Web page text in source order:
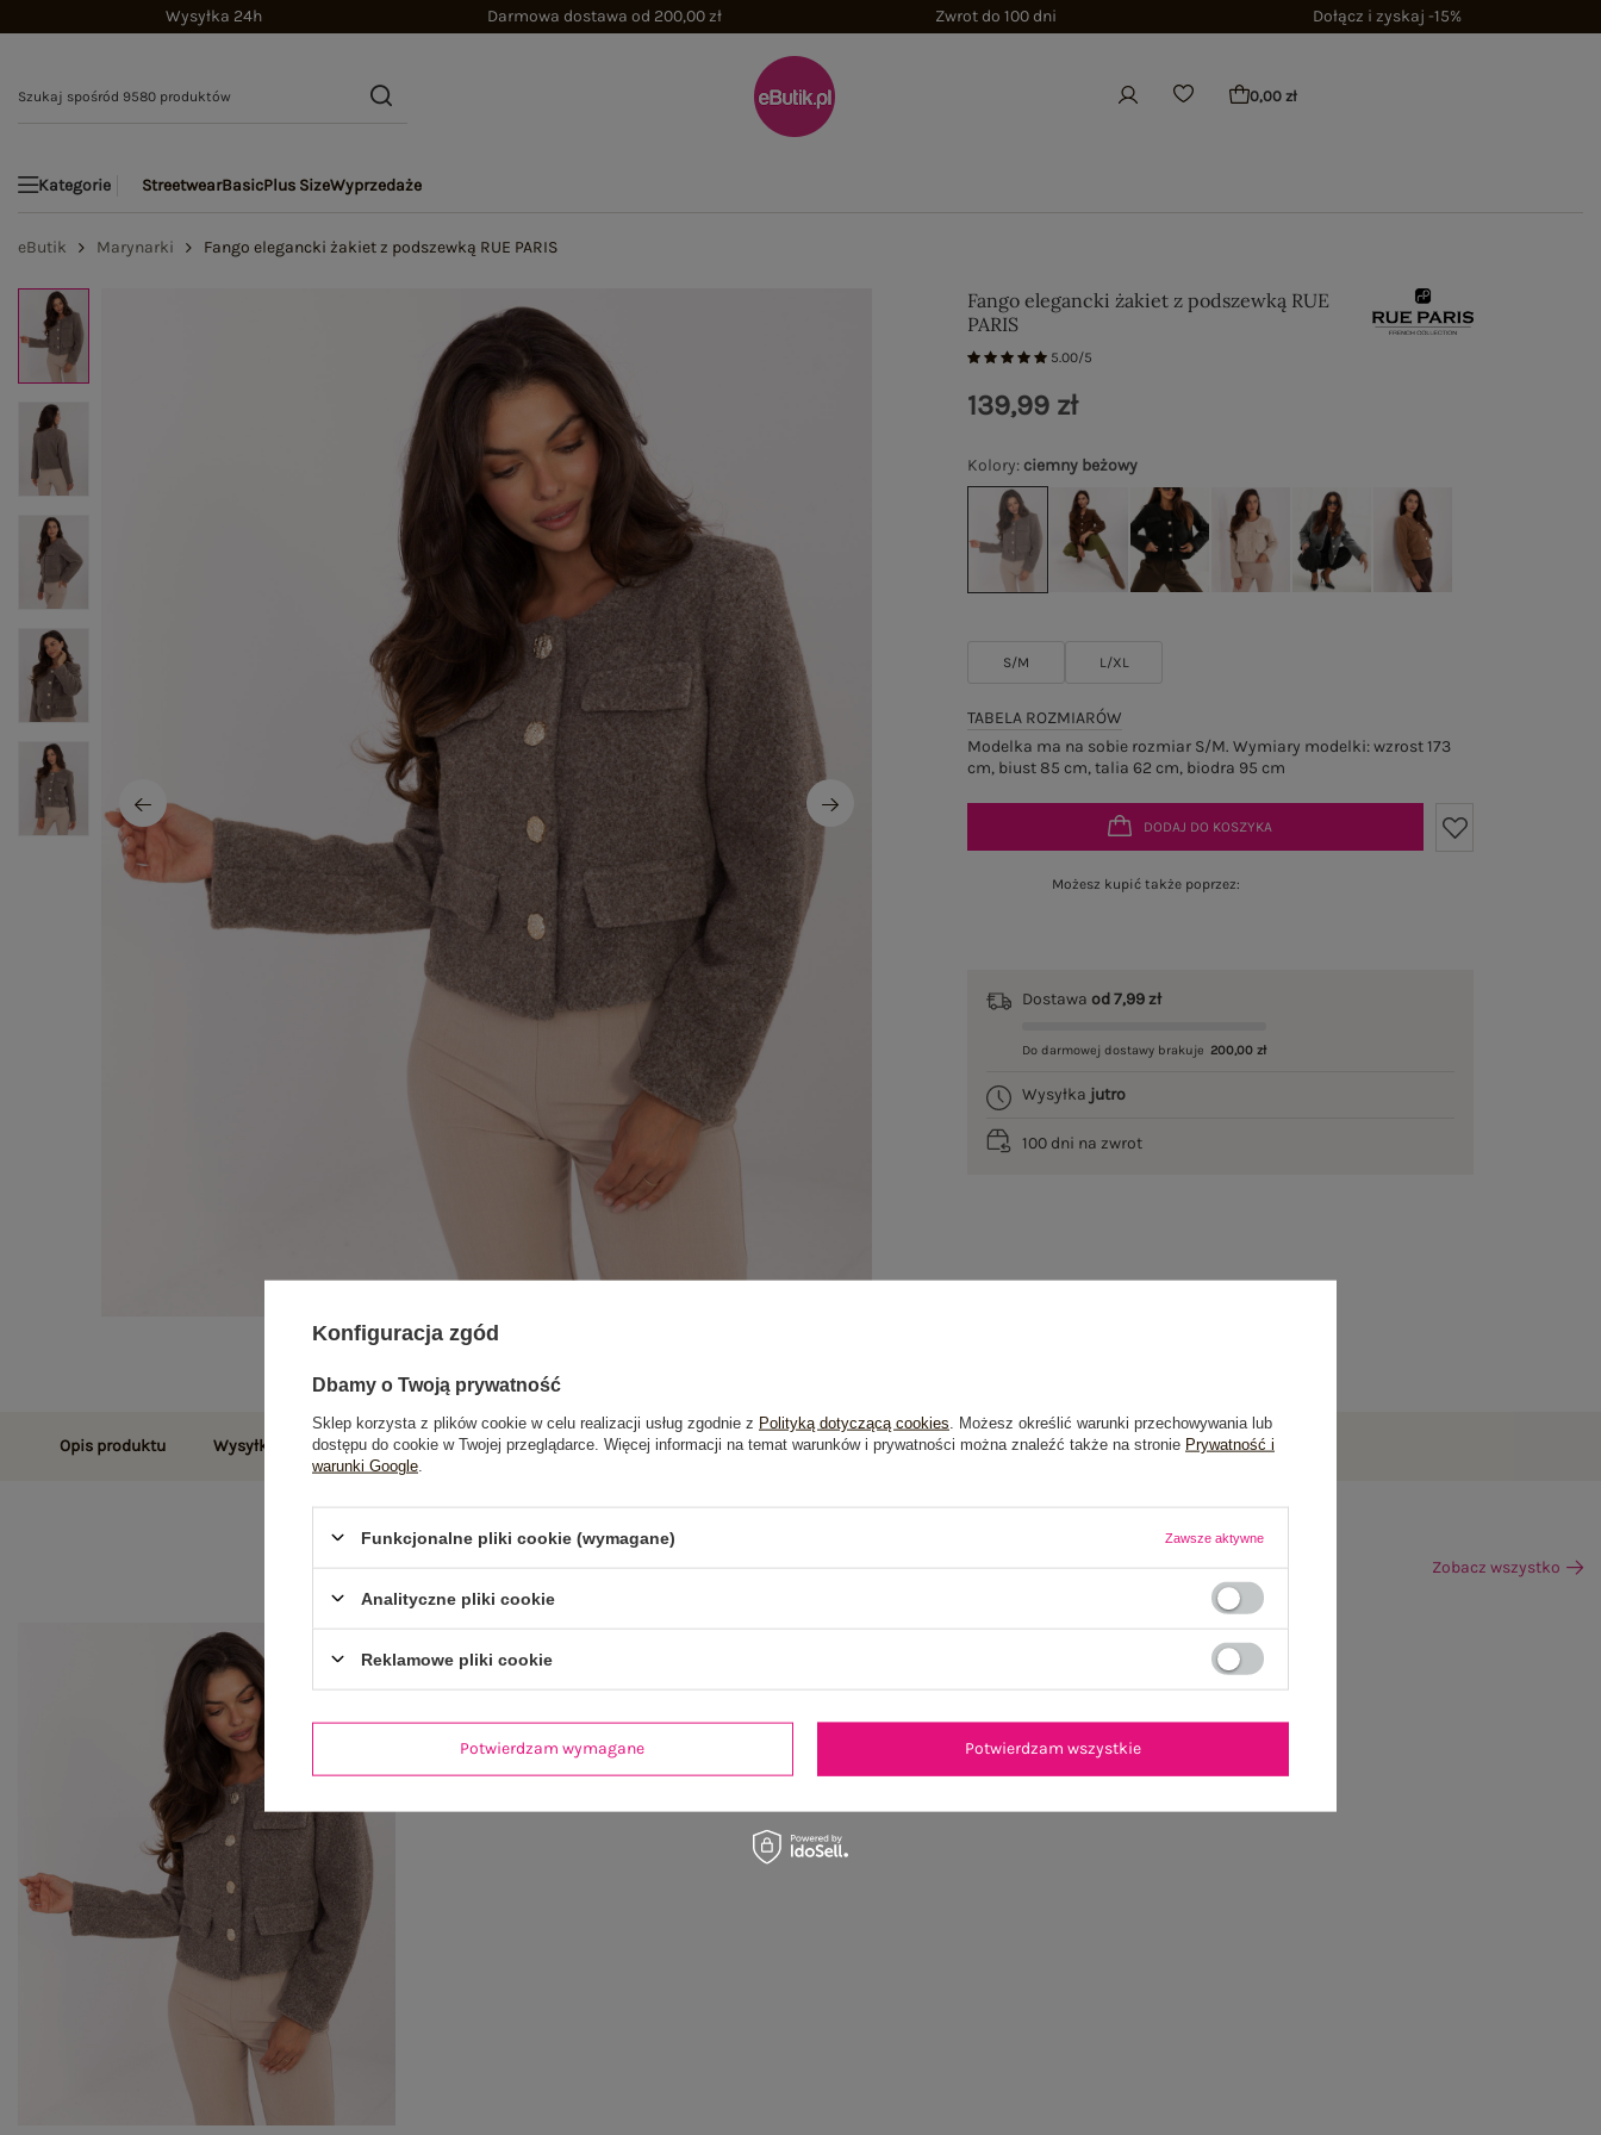
Wysyłka 24h Darmowa dostawa od 200,00 zł Zwrot do 100 dni Dołącz i zyskaj -15%
0,00 zł
Kategorie StreetwearBasicPlus SizeWyprzedaże
eButik Marynarki Fango elegancki żakiet z podszewką RUE PARIS
Fango elegancki żakiet z podszewką RUE
PARIS
5.00/5
Kolory: ciemny beżowy
S/M L/XL
TABELA ROZMIARÓW
Modelka ma na sobie rozmiar S/M. Wymiary modelki: wzrost 173
cm, biust 85 cm, talia 62 cm, biodra 95 cm
139,99 zł
DODAJ DO KOSZYKA
Możesz kupić także poprzez:
Dostawaod 7,99 zł
Do darmowej dostawy brakuje 200,00 zł
Wysyłka jutro
100 dni na zwrot
Opis produktu Wysyłka i dostawa Zwroty i reklamacje Opinie o produkcie(1)
Zobacz wszystko
Konfiguracja zgód
Dbamy o Twoją prywatność
Sklep korzysta z plików cookie w celu realizacji usług zgodnie z Polityką dotyczącą cookies . Możesz określić warunki przechowywania lub
dostępu do cookie w Twojej przeglądarce. Więcej informacji na temat warunków i prywatności można znaleźć także na stronie Prywatność i
warunki Google
Funkcjonalne pliki cookie (wymagane) Zawsze aktywne
Analityczne pliki cookie
Reklamowe pliki cookie
Potwierdzam wymagane Potwierdzam wszystkie